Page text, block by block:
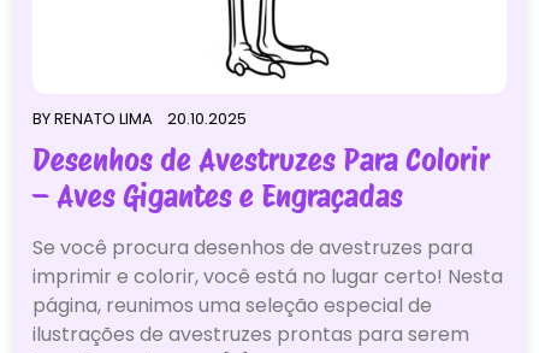
BYRENATO LIMA 20.10.2025
Desenhos de Avestruzes Para Colorir
– Aves Gigantes e Engraçadas
Se você procura desenhos de avestruzes para
imprimir e colorir, você está no lugar certo! Nesta
página, reunimos uma seleção especial de
ilustrações de avestruzes prontas para serem